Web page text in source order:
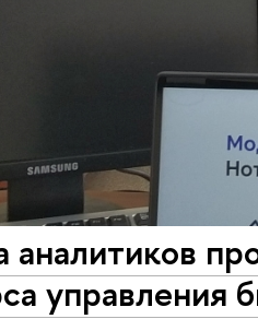
аналитиков
управления